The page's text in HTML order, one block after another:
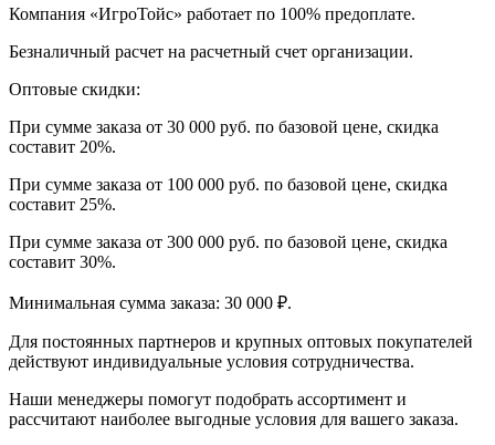
Компания «ИгроТойс» работает по 100% предоплате.
Безналичный расчет на расчетный счет организации.
Оптовые скидки:
При сумме заказа от 30 000 руб. по базовой цене, скидка
составит 20%.
При сумме заказа от 100 000 руб. по базовой цене, скидка
составит 25%.
При сумме заказа от 300 000 руб. по базовой цене, скидка
составит 30%.
Минимальная сумма заказа: 30 000 ₽.
Для постоянных партнеров и крупных оптовых покупателей
действуют индивидуальные условия сотрудничества.
Наши менеджеры помогут подобрать ассортимент и
рассчитают наиболее выгодные условия для вашего заказа.